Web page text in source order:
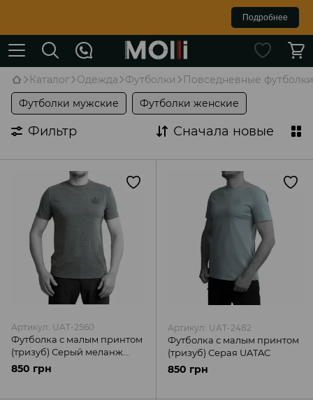
Подробнее
Каталог Одежда Футболки
Повседневные футболки
Футболки мужские
Футболки женские
Фильтр Сначала новые
Артикул: UAT-2560
Футболка с малым принтом
(тризуб) Серый меланж
UATAC
850 грн
Артикул: UAT-2482
Футболка с малым принтом
(тризуб) Серая UATAC
850 грн